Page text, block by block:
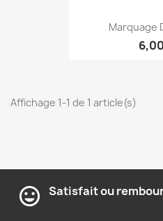
Marquage
Affichage 1-1 de 1 article(s)
Satisfait ou